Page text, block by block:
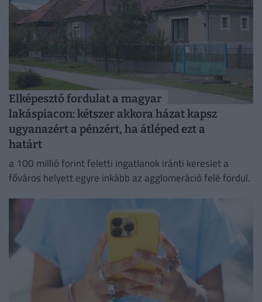
Elképesztő fordulat a magyar
lakáspiacon: kétszer akkora házat kapsz
ugyanazért a pénzért, ha átléped ezt a
határt
a 100 millió forint feletti ingatlanok iránti kereslet a
főváros helyett egyre inkább az agglomeráció felé fordul.